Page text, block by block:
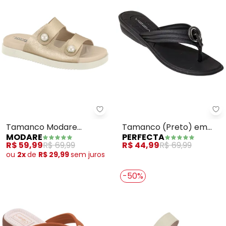
Modare - Tamanco Modare
Tamanco Modare
(Dourado)
MODARE
R$ 59,99R$ 69,99
ou 2xde R$ 29,99sem juros
Tamanco (Preto) em
Sintético com Adereço
PERFECTA
R$ 44,99R$ 69,99
-50%